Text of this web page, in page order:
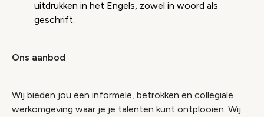
uitdrukken in het Engels, zowel in woord als
geschrift.
Ons aanbod
Wij bieden jou een informele, betrokken en collegiale
werkomgeving waar je je talenten kunt ontplooien. Wij